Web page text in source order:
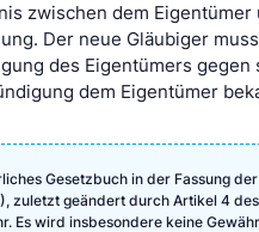
zwischen dem
Der neue Gläubiger
des Eigentümers
dem Eigentümer
Gesetzbuch in der Fassung
zuletzt geändert durch Artikel 4
Es wird insbesondere keine